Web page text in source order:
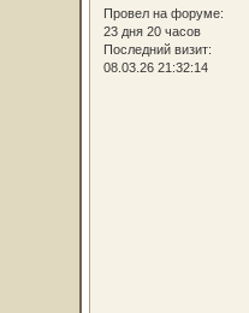
Провел на форуме:
23 дня 20 часов
Последний визит:
08.03.26 21:32:14